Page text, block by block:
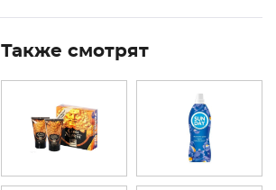
Также смотрят